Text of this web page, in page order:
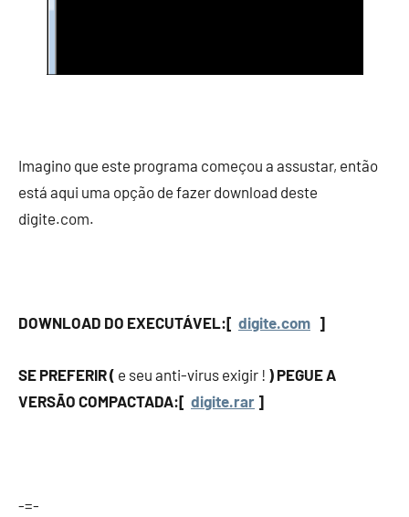
Imagino que este programa começou a assustar, então
está aqui uma opção de fazer download deste
digite.com.
DOWNLOAD DO EXECUTÁVEL:[ digite.com ]
SE PREFERIR ( e seu anti-virus exigir ! ) PEGUE A
VERSÃO COMPACTADA:[ digite.rar ]
-=-